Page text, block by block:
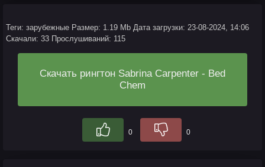
Теги: зарубежные Размер: 1.19 Mb Дата загрузки: 23-08-2024, 14:06
Скачали: 33 Прослушиваний: 115
Скачать рингтон Sabrina Carpenter - Bed
Chem
0 0